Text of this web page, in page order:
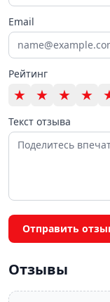
Email
Рейтинг
★ ★ ★ ★
Текст отзыва
Отправить
Отзывы